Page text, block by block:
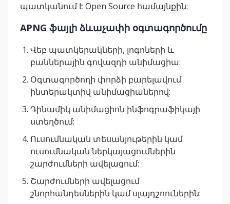
պատկանում է Open Source համայնքին:
APNG ֆայլի ձևաչափի օգտագործումը
Վեբ պատկերակների, լոգոների և
բաններային գովազդի անիմացիա:
Օգտագործողի փորձի բարելավում
ինտերակտիվ անիմացիաներով:
Դինամիկ անիմացիոն ինֆոգրաֆիկայի
ստեղծում:
Ուսումնական տեսանյութերին կամ
ուսումնական ներկայացումներին
շարժումների ավելացում:
Շարժումների ավելացում
շնորհանդեսներին կամ սլայդշոուներին: